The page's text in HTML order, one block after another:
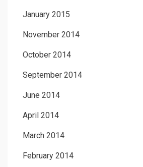
January 2015
November 2014
October 2014
September 2014
June 2014
April 2014
March 2014
February 2014